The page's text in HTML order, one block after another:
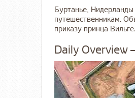
Буртанье,
путешественникам.
приказу принца
Daily Overview